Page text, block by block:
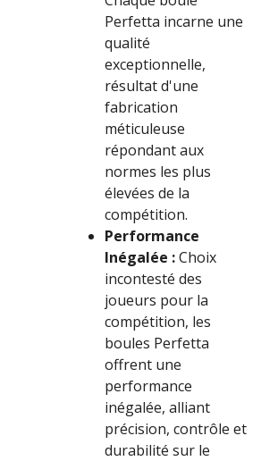
Perfetta incarne une
qualité
exceptionnelle,
résultat d'une
fabrication
méticuleuse
répondant aux
normes les plus
élevées de la
compétition.
Performance
Inégalée :Choix
incontesté des
joueurs pour la
compétition, les
boules Perfetta
offrent une
performance
inégalée, alliant
précision, contrôle et
durabilité sur le